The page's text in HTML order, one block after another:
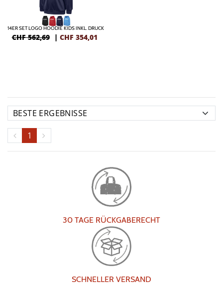
14ER SET LOGO HOODIE KIDS INKL. DRUCK
CHF 562,69 | CHF 354,01
1
30 TAGE RÜCKGABERECHT
SCHNELLER VERSAND